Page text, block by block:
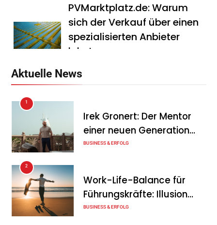
PVMarktplatz.de: Warum
sich der Verkauf über einen
spezialisierten Anbieter
lohnt
Mitarbeitergespräch pro
Jahr nichts verändert – und
was stattdessen
Verbindlichkeit schafft
Tanja Schiller 7. August 2026
Wenn jede Minute zählt: Wie
Onboard-Kurier-Spezialist
Aktuelle News
1
Irek Gronert: Der Mentor
einer neuen Generation
von Unternehmern
BUSINESS & ERFOLG
2
Work-Life-Balance für
Führungskräfte: Illusion
oder echte Chance?
BUSINESS & ERFOLG